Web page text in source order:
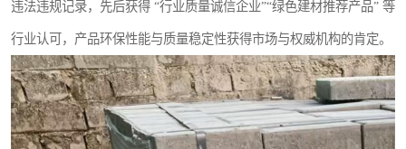
违法违规记录，先后获得 “行业质量诚信企业”“绿色建材推荐产品” 等
行业认可，产品环保性能与质量稳定性获得市场与权威机构的肯定。